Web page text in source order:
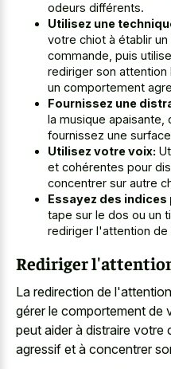
odeurs différents.
Utilisez une
votre chiot à établir
commande, puis
rediriger son
un comportement
Fournissez une
la musique apaisante,
fournissez une
Utilisez votre voix:
et cohérentes pour
concentrer sur autre
Essayez des
tape sur le dos ou un
rediriger l'attention de
Rediriger
La redirection de
gérer le comportement de
peut aider à distraire
agressif et à concentrer